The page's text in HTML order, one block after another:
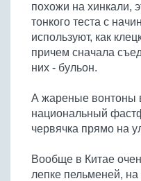
похожи на хинкали,
тонкого теста с
используют, как
причем сначала
них - бульон.
А жареные вонтоны
национальный
червячка прямо на
Вообще в Китае
лепке пельменей, на